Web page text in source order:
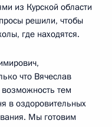
из Курской области
решили, чтобы
где находятся.
что Вячеслав
тем
в оздоровительных
Мы готовим